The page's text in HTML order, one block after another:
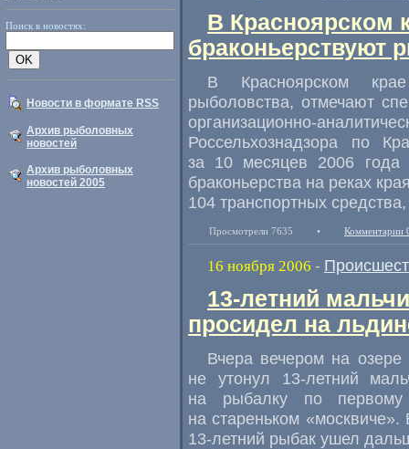
Поиск в новостях:
Новости в формате RSS
Архив рыболовных
новостей
Архив рыболовных
новостей 2005
В Красноярском
браконьерствуют
В Красноярском
рыболовства, отмечают
организационно-
Россельхознадзора по
за 10 месяцев 2006 года
браконьерства на реках
104 транспортных
Просмотрели 7635 • Комментарии
16 ноября 2006 -
13-летний
просидел на
Вчера вечером на
не утонул 13-летний
на рыбалку по
на стареньком
13-летний рыбак ушел